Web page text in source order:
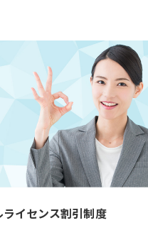
ライセンス割引制度